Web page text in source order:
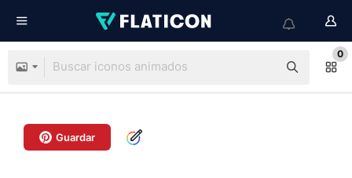
0
Guardar